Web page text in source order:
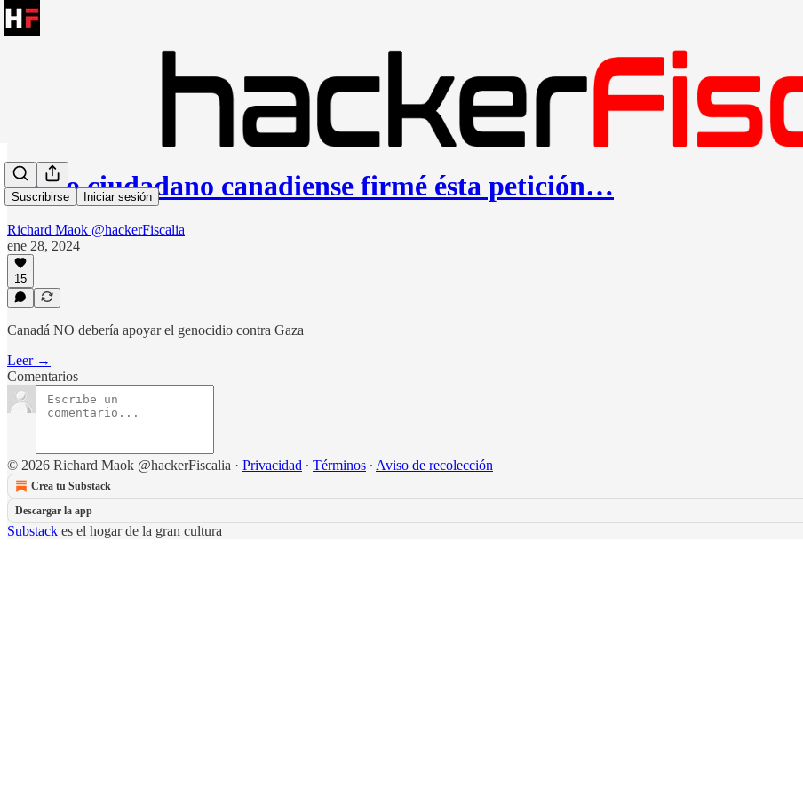
Suscribirse Iniciar sesión
Como ciudadano canadiense firmé ésta petición…
Richard Maok @hackerFiscalia
ene 28, 2024
15
Canadá NO debería apoyar el genocidio contra Gaza
Leer →
Comentarios
© 2026 Richard Maok @hackerFiscalia · Privacidad ∙ Términos ∙ Aviso de recolección
Crea tu Substack
Descargar la app
Substack es el hogar de la gran cultura